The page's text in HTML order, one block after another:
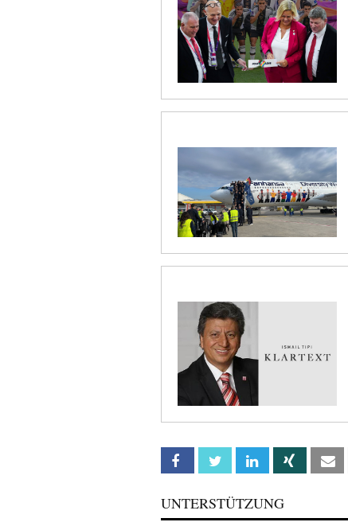
Facebook Twitter Linkedin Xing
UNTERSTÜTZUNG